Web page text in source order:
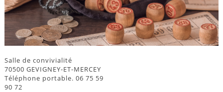
Salle de convivialité
70500 GEVIGNEY-ET-MERCEY
Téléphone portable. 06 75 59
90 72